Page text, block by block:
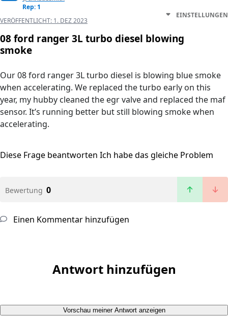
Rep: 1
VERÖFFENTLICHT: 1. DEZ 2023
EINSTELLUNGEN
08 ford ranger 3L turbo diesel blowing
smoke
Our 08 ford ranger 3L turbo diesel is blowing blue smoke
when accelerating. We replaced the turbo early on this
year, my hubby cleaned the egr valve and replaced the maf
sensor. It’s running better but still blowing smoke when
accelerating.
Diese Frage beantworten Ich habe das gleiche Problem
Bewertung 0
Einen Kommentar hinzufügen
Antwort hinzufügen
Vorschau meiner Antwort anzeigen